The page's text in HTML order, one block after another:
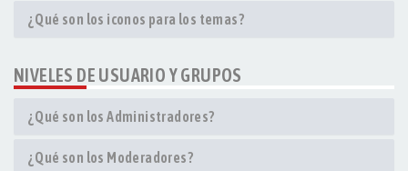
¿Qué son los iconos para los temas?
NIVELES DE USUARIO Y GRUPOS
¿Qué son los Administradores?
¿Qué son los Moderadores?